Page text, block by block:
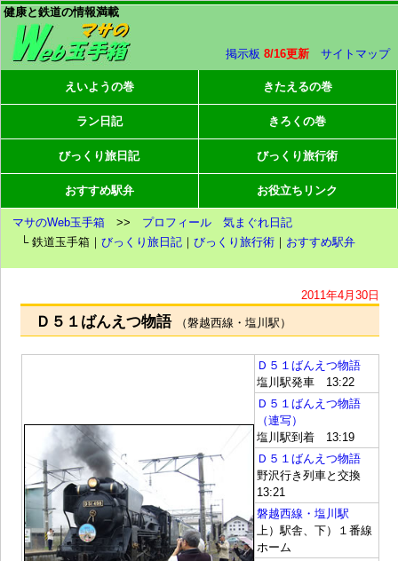
健康と鉄道の情報満載
掲示板 8/16更新 サイトマップ
えいようの巻 きたえるの巻
ラン日記 きろくの巻
びっくり旅日記 びっくり旅行術
おすすめ駅弁 お役立ちリンク
マサのWeb玉手箱 >> プロフィール
気まぐれ日記
└ 鉄道玉手箱｜びっくり旅日記 ｜びっくり旅行術 ｜ おすすめ駅弁
2011年4月30日
Ｄ５１ばんえつ物語 （磐越西線・塩川駅）
Ｄ５１ばんえつ物語
塩川駅発車 13:22
Ｄ５１ばんえつ物語
（連写）
塩川駅到着 13:19
Ｄ５１ばんえつ物語
野沢行き列車と交換
13:21
磐越西線・塩川駅
上）駅舎、下）１番線
ホーム